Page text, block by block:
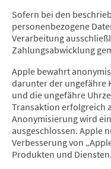
Sofern bei den
personenbezogene
Verarbeitung
Zahlungsabwicklung
Apple bewahrt
darunter der ungefähre
und die ungefähre
Transaktion erfolgreich
Anonymisierung wird
ausgeschlossen. Apple
Verbesserung von
Produkten und Diensten.